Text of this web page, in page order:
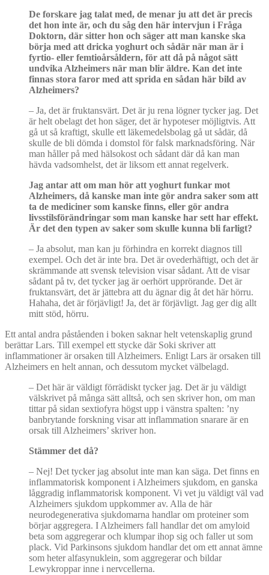
De forskare jag talat med, de menar ju att det är precis
det hon inte är, och du såg den här intervjun i Fråga
Doktorn, där sitter hon och säger att man kanske ska
börja med att dricka yoghurt och sådär när man är i
fyrtio- eller femtioårsåldern, för att då på något sätt
undvika Alzheimers när man blir äldre. Kan det inte
finnas stora faror med att sprida en sådan här bild av
Alzheimers?
– Ja, det är fruktansvärt. Det är ju rena lögner tycker jag. Det
är helt obelagt det hon säger, det är hypoteser möjligtvis. Att
gå ut så kraftigt, skulle ett läkemedelsbolag gå ut sådär, då
skulle de bli dömda i domstol för falsk marknadsföring. När
man håller på med hälsokost och sådant där då kan man
hävda vadsomhelst, det är liksom ett annat regelverk.
Jag antar att om man hör att yoghurt funkar mot
Alzheimers, då kanske man inte gör andra saker som att
ta de mediciner som kanske finns, eller gör andra
livsstilsförändringar som man kanske har sett har effekt.
Är det den typen av saker som skulle kunna bli farligt?
– Ja absolut, man kan ju förhindra en korrekt diagnos till
exempel. Och det är inte bra. Det är ovederhäftigt, och det är
skrämmande att svensk television visar sådant. Att de visar
sådant på tv, det tycker jag är oerhört upprörande. Det är
fruktansvärt, det är jättebra att du ägnar dig åt det här hörru.
Hahaha, det är förjävligt! Ja, det är förjävligt. Jag ger dig allt
mitt stöd, hörru.
Ett antal andra påståenden i boken saknar helt vetenskaplig grund
berättar Lars. Till exempel ett stycke där Soki skriver att
inflammationer är orsaken till Alzheimers. Enligt Lars är orsaken till
Alzheimers en helt annan, och dessutom mycket välbelagd.
– Det här är väldigt förrädiskt tycker jag. Det är ju väldigt
välskrivet på många sätt alltså, och sen skriver hon, om man
tittar på sidan sextiofyra högst upp i vänstra spalten: ’ny
banbrytande forskning visar att inflammation snarare är en
orsak till Alzheimers’ skriver hon.
Stämmer det då?
– Nej! Det tycker jag absolut inte man kan säga. Det finns en
inflammatorisk komponent i Alzheimers sjukdom, en ganska
låggradig inflammatorisk komponent. Vi vet ju väldigt väl vad
Alzheimers sjukdom uppkommer av. Alla de här
neurodegenerativa sjukdomarna handlar om proteiner som
börjar aggregera. I Alzheimers fall handlar det om amyloid
beta som aggregerar och klumpar ihop sig och faller ut som
plack. Vid Parkinsons sjukdom handlar det om ett annat ämne
som heter alfasynuklein, som aggregerar och bildar
Lewykroppar inne i nervcellerna.